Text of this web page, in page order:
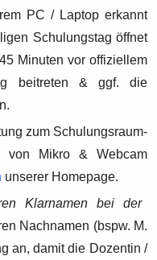
PC / Laptop erkannt
Schulungstag öffnet
Minuten vor offiziellem
beitreten & ggf. die
zum Schulungsraum-
von Mikro & Webcam
unserer Homepage.
Klarnamen bei der
Nachnamen (bspw. M.
an, damit die Dozentin /